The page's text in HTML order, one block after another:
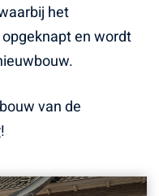
het
en wordt
van de
!